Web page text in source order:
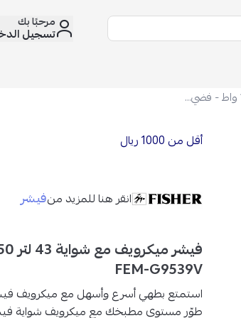
مرحبًا بك
تسجيل
فيشر ميكرويف مع شواية 43 لتر 1250 واط - فضي وأسود - FEM-G9539V
أقل من 1000 ريال
انقر هنا للمزيد منفيشر
FEM-G9539V
استمتع بطهي أسرع وأسهل مع ميكرويف فيشر 43 لتر
طوّر مستوى مطبخك مع ميكرويف شواية فيشر